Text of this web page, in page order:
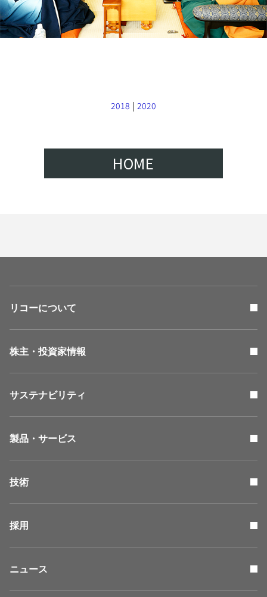
2018 | 2020
HOME
リコーについて
株主・投資家情報
サステナビリティ
製品・サービス
技術
採用
ニュース